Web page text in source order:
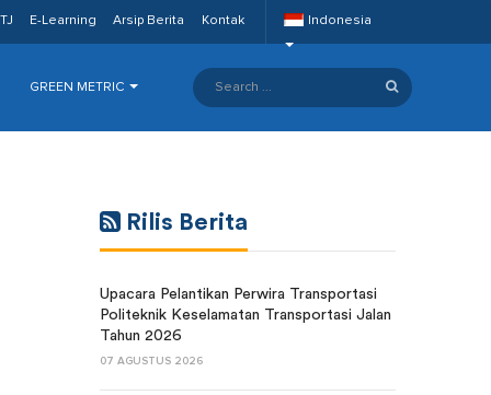
E-Learning Arsip Berita Kontak Indonesia
GREEN METRIC
Rilis Berita
Upacara Pelantikan Perwira Transportasi
Politeknik Keselamatan Transportasi Jalan
Tahun 2026
07 AGUSTUS 2026